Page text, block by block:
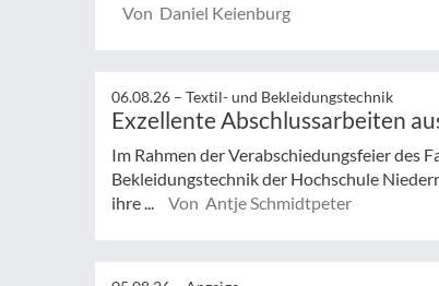
Von Daniel Keienburg
06.08.26 – Textil- und Bekleidungstechnik
Exzellente Abschlussarbeiten
Im Rahmen der Verabschiedungsfeier des
Bekleidungstechnik der Hochschule
ihre ...
Von Antje Schmidtpeter